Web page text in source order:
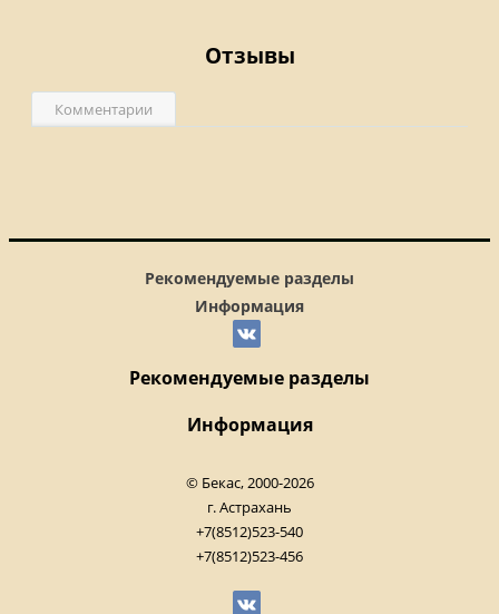
Отзывы
Комментарии
Рекомендуемые разделы
Информация
Рекомендуемые разделы
Информация
© Бекас, 2000-2026
г. Астрахань
+7(8512)523-540
+7(8512)523-456